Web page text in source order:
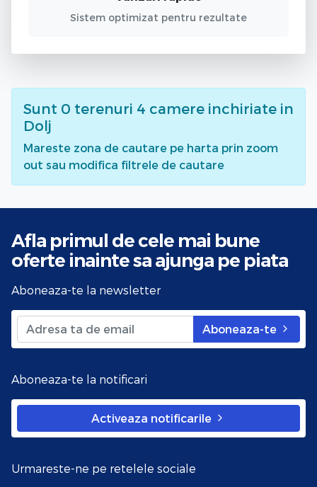
Sistem optimizat pentru rezultate
Sunt 0 terenuri 4 camere inchiriate in
Dolj
Mareste zona de cautare pe harta prin zoom
out sau modifica filtrele de cautare
Afla primul de cele mai bune
oferte inainte sa ajunga pe piata
Aboneaza-te la newsletter
Aboneaza-te
Aboneaza-te la notificari
Activeaza notificarile
Urmareste-ne pe retelele sociale